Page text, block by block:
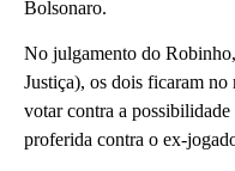
Bolsonaro.
No julgamento do
Justiça), os dois ficaram no
votar contra a
proferida contra o ex-